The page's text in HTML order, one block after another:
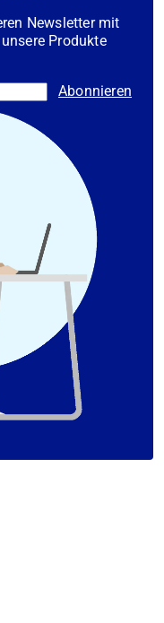
Newsletter mit
Produkte
Abonnieren